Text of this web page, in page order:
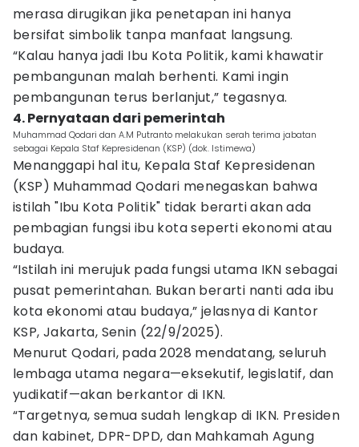
merasa dirugikan jika penetapan ini hanya
bersifat simbolik tanpa manfaat langsung.
“Kalau hanya jadi Ibu Kota Politik, kami khawatir
pembangunan malah berhenti. Kami ingin
pembangunan terus berlanjut,” tegasnya.
4. Pernyataan dari pemerintah
Muhammad Qodari dan A.M Putranto melakukan serah terima jabatan
sebagai Kepala Staf Kepresidenan (KSP) (dok. Istimewa)
Menanggapi hal itu, Kepala Staf Kepresidenan
(KSP) Muhammad Qodari menegaskan bahwa
istilah "Ibu Kota Politik" tidak berarti akan ada
pembagian fungsi ibu kota seperti ekonomi atau
budaya.
“Istilah ini merujuk pada fungsi utama IKN sebagai
pusat pemerintahan. Bukan berarti nanti ada ibu
kota ekonomi atau budaya,” jelasnya di Kantor
KSP, Jakarta, Senin (22/9/2025).
Menurut Qodari, pada 2028 mendatang, seluruh
lembaga utama negara—eksekutif, legislatif, dan
yudikatif—akan berkantor di IKN.
“Targetnya, semua sudah lengkap di IKN. Presiden
dan kabinet, DPR-DPD, dan Mahkamah Agung